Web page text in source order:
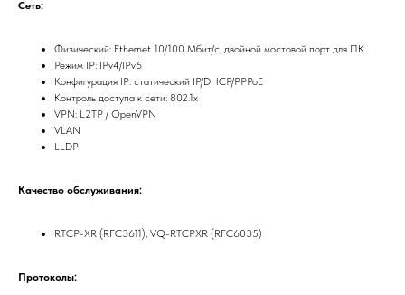
Сеть:
Физический: Ethernet 10/100 Мбит/с, двойной мостовой порт для ПК
Режим IP: IPv4/IPv6
Конфигурация IP: статический IP/DHCP/PPPoE
Контроль доступа к сети: 802.1x
VPN: L2TP / OpenVPN
VLAN
LLDP
Качество обслуживания:
RTCP-XR (RFC3611), VQ-RTCPXR (RFC6035)
Протоколы: